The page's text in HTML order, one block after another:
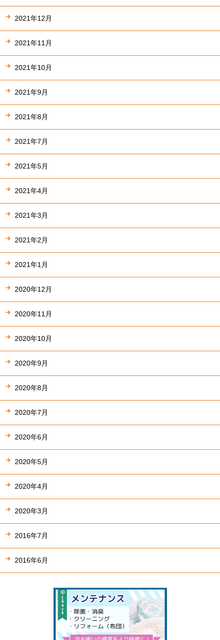
2021年12月
2021年11月
2021年10月
2021年9月
2021年8月
2021年7月
2021年5月
2021年4月
2021年3月
2021年2月
2021年1月
2020年12月
2020年11月
2020年10月
2020年9月
2020年8月
2020年7月
2020年6月
2020年5月
2020年4月
2020年3月
2016年7月
2016年6月